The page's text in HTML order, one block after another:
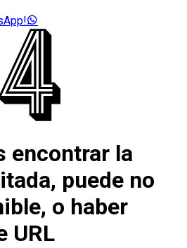
encontrar la
puede no
o haber
URL